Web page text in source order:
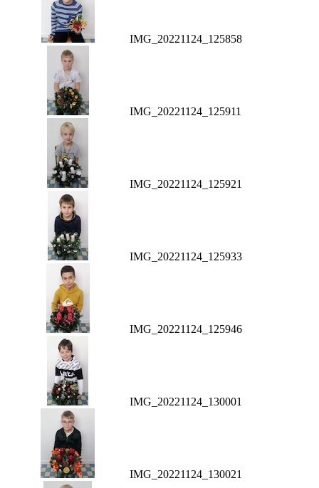
IMG_20221124_125858
IMG_20221124_125911
IMG_20221124_125921
IMG_20221124_125933
IMG_20221124_125946
IMG_20221124_130001
IMG_20221124_130021